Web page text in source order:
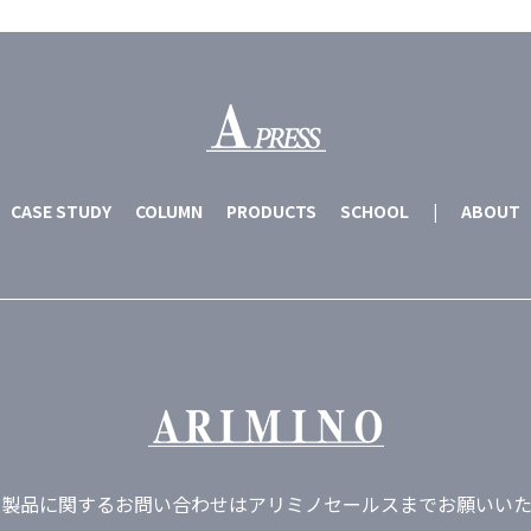
CASE STUDY COLUMN PRODUCTS SCHOOL | ABOUT
品に関するお問い合わせはアリミノセールスまでお願いい